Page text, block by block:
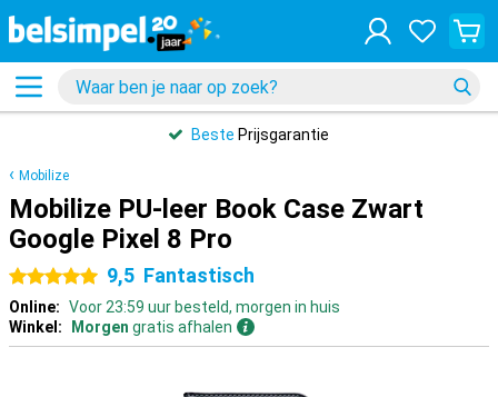
Beste Prijsgarantie
Mobilize
Mobilize PU-leer Book Case Zwart
Google Pixel 8 Pro
5 sterren9,5 Fantastisch
Online: Voor 23:59 uur besteld, morgen in huis
Winkel:
Morgen gratis afhalen